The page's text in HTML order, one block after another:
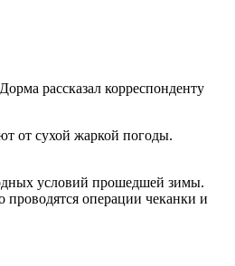
рассказал корреспонденту
от сухой жаркой погоды.
условий прошедшей зимы.
операции чеканки и